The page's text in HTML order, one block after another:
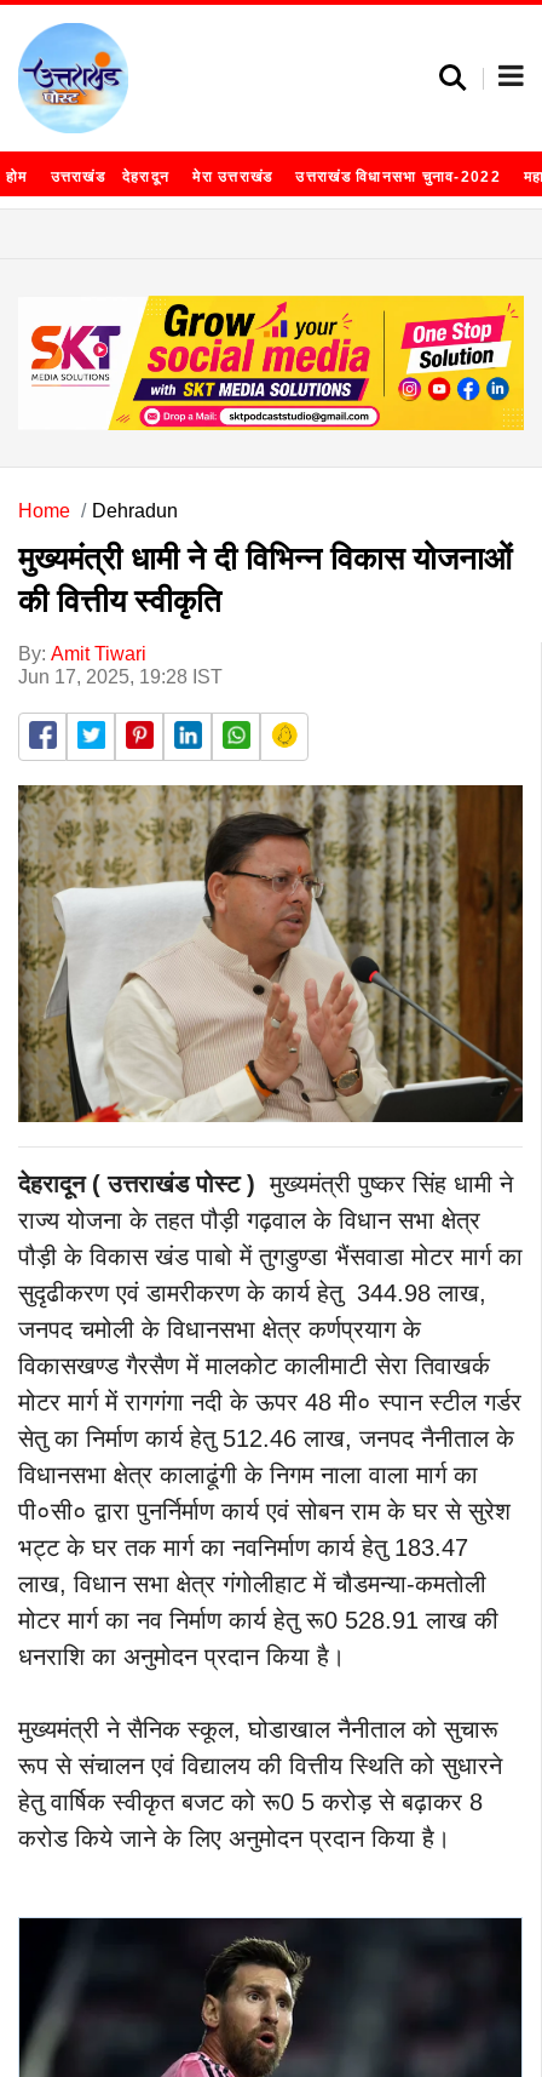
होम उत्तराखंड देहरादून मेरा उत्तराखंड उत्तराखंड विधानसभा चुनाव-2022
Home Dehradun
मुख्यमंत्री धामी ने दी विभिन्न विकास योजनाओं
की वित्तीय स्वीकृति
By: Amit Tiwari
Jun 17, 2025, 19:28 IST
देहरादून ( उत्तराखंड पोस्ट ) मुख्यमंत्री पुष्कर सिंह धामी ने
राज्य योजना के तहत पौड़ी गढ़वाल के विधान सभा क्षेत्र
पौड़ी के विकास खंड पाबो में तुगडुण्डा भैंसवाडा मोटर मार्ग का
सुदृढीकरण एवं डामरीकरण के कार्य हेतु 344.98 लाख,
जनपद चमोली के विधानसभा क्षेत्र कर्णप्रयाग के
विकासखण्ड गैरसैण में मालकोट कालीमाटी सेरा तिवाखर्क
मोटर मार्ग में रागगंगा नदी के ऊपर 48 मी० स्पान स्टील गर्डर
सेतु का निर्माण कार्य हेतु 512.46 लाख, जनपद नैनीताल के
विधानसभा क्षेत्र कालाढूंगी के निगम नाला वाला मार्ग का
पी०सी० द्वारा पुनर्निर्माण कार्य एवं सोबन राम के घर से सुरेश
भट्ट के घर तक मार्ग का नवनिर्माण कार्य हेतु 183.47
लाख, विधान सभा क्षेत्र गंगोलीहाट में चौडमन्या-कमतोली
मोटर मार्ग का नव निर्माण कार्य हेतु रू0 528.91 लाख की
धनराशि का अनुमोदन प्रदान किया है।
मुख्यमंत्री ने सैनिक स्कूल, घोडाखाल नैनीताल को सुचारू
रूप से संचालन एवं विद्यालय की वित्तीय स्थिति को सुधारने
हेतु वार्षिक स्वीकृत बजट को रू0 5 करोड़ से बढ़ाकर 8
करोड किये जाने के लिए अनुमोदन प्रदान किया है।